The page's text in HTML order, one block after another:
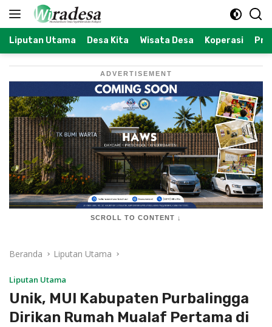
Langsung
Liputan Utama Desa Kita Wisata Desa Koperasi
ADVERTISEMENT
SCROLL TO CONTENT ↓
Beranda Liputan Utama
Liputan Utama
Unik, MUI Kabupaten Purbalingga
Dirikan Rumah Mualaf Pertama di